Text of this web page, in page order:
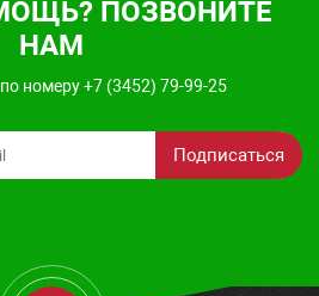
ПОЗВОНИТЕ
НАМ
номеру +7 (3452) 79-99-25
Подписаться